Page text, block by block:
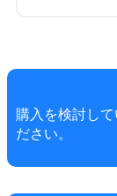
購入を検討し
ださい。